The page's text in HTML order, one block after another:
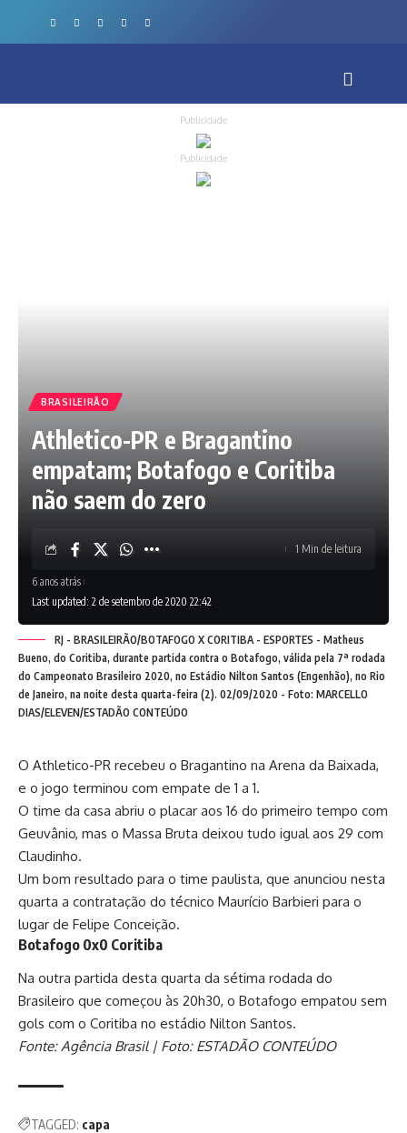
Publicidade
Publicidade
BRASILEIRÃO
Athletico-PR e Bragantino
empatam; Botafogo e Coritiba
não saem do zero
Last updated: 2 de setembro de 2020 22:42
6 anos atrás
1 Min de leitura
RJ - BRASILEIRÃO/BOTAFOGO X CORITIBA - ESPORTES - Matheus
Bueno, do Coritiba, durante partida contra o Botafogo, válida pela 7ª rodada
do Campeonato Brasileiro 2020, no Estádio Nilton Santos (Engenhão), no Rio
de Janeiro, na noite desta quarta-feira (2). 02/09/2020 - Foto: MARCELLO
DIAS/ELEVEN/ESTADÃO CONTEÚDO
O Athletico-PR recebeu o Bragantino na Arena da Baixada,
e o jogo terminou com empate de 1 a 1.
O time da casa abriu o placar aos 16 do primeiro tempo com
Geuvânio, mas o Massa Bruta deixou tudo igual aos 29 com
Claudinho.
Um bom resultado para o time paulista, que anunciou nesta
quarta a contratação do técnico Maurício Barbieri para o
lugar de Felipe Conceição.
Botafogo 0x0 Coritiba
Na outra partida desta quarta da sétima rodada do
Brasileiro que começou às 20h30, o Botafogo empatou sem
gols com o Coritiba no estádio Nilton Santos.
Fonte: Agência Brasil | Foto: ESTADÃO CONTEÚDO
TAGGED: capa